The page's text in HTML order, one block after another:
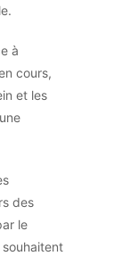
à
cours,
et les
des
le